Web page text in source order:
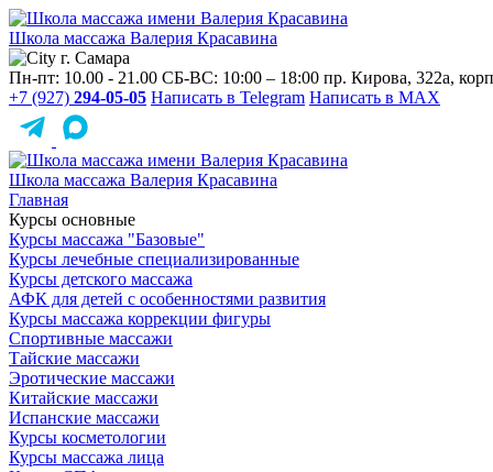
Школа массажа Валерия Красавина
г. Самара
Пн-пт: 10.00 - 21.00 СБ-ВС: 10:00 – 18:00 пр. Кирова, 322a,
+7 (927) 294-05-05 Написать в Telegram Написать в MAX
Школа массажа Валерия Красавина
Главная
Курсы основные
Курсы массажа "Базовые"
Курсы лечебные специализированные
Курсы детского массажа
АФК для детей с особенностями развития
Курсы массажа коррекции фигуры
Спортивные массажи
Тайские массажи
Эротические массажи
Китайские массажи
Испанские массажи
Курсы косметологии
Курсы массажа лица